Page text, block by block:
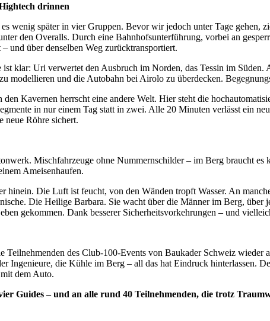
drinnen
wenig später in vier Gruppen. Bevor wir jedoch unter Tage
den Overalls. Durch eine Bahnhofsunterführung, vorbei an
und über denselben Weg zurücktransportiert.
klar: Uri verwertet den Ausbruch im Norden, das Tessin im
modellieren und die Autobahn bei Airolo zu überdecken.
Kavernen herrscht eine andere Welt. Hier steht die
in nur einem Tag statt in zwei. Alle 20 Minuten verlässt ein
neue Röhre sichert.
Mischfahrzeuge ohne Nummernschilder – im Berg braucht
Ameisenhaufen.
hinein. Die Luft ist feucht, von den Wänden tropft Wasser. An
Die Heilige Barbara. Sie wacht über die Männer im Berg,
gekommen. Dank besserer Sicherheitsvorkehrungen – und
Teilnehmenden des Club-100-Events von Baukader Schweiz
Ingenieure, die Kühle im Berg – all das hat Eindruck hinterlassen.
dem Auto.
Guides – und an alle rund 40 Teilnehmenden, die trotz